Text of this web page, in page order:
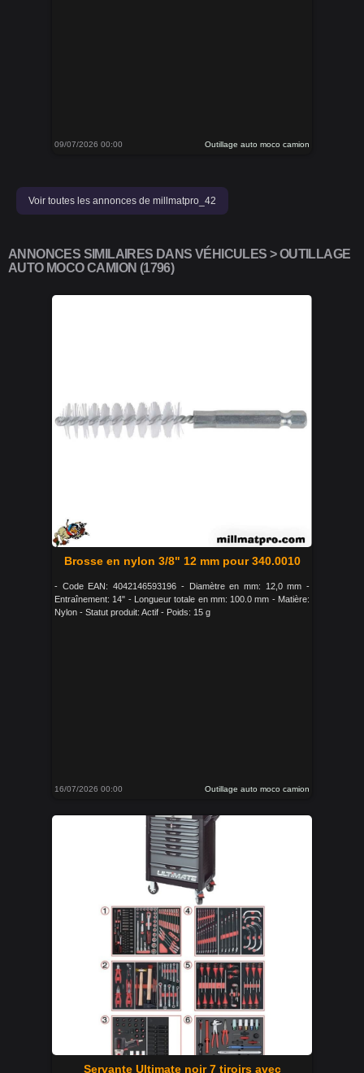
09/07/2026 00:00 Outillage auto moco camion
Voir toutes les annonces de millmatpro_42
ANNONCES SIMILAIRES DANS VÉHICULES > OUTILLAGE
AUTO MOCO CAMION (1796)
Brosse en nylon 3/8" 12 mm pour 340.0010
- Code EAN: 4042146593196 - Diamètre en mm: 12,0 mm -
Entraînement: 14" - Longueur totale en mm: 100.0 mm - Matière:
Nylon - Statut produit: Actif - Poids: 15 g
16/07/2026 00:00 Outillage auto moco camion
Servante Ultimate noir 7 tiroirs avec